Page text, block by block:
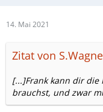
14. Mai 2021
Zitat von
[...]Frank kann dir die
brauchst, und zwar